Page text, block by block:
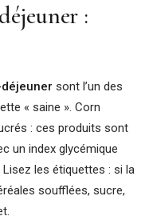
:
sont l’un des
« saine ». Corn
: ces produits sont
un index glycémique
les étiquettes : si la
soufflées, sucre,